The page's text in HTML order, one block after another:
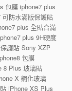
包膜 iphone7 plus
防水滿版保護貼
plus 全貼合滿
plus 9H硬度
護貼 Sony XZP
包膜
8 Plus 玻璃貼
X 鋼化玻璃
iPhone XS Plus